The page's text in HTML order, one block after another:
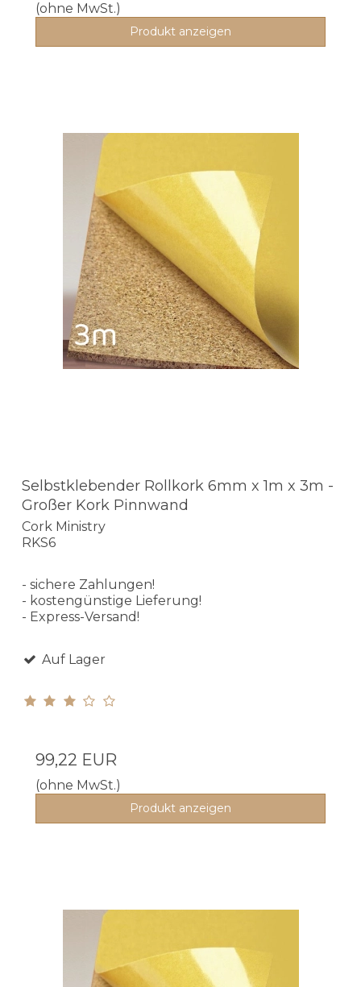
(ohne MwSt.)
Produkt anzeigen
Selbstklebender Rollkork 6mm x 1m x 3m -
Großer Kork Pinnwand
Cork Ministry
RKS6
- sichere Zahlungen!
- kostengünstige Lieferung!
- Express-Versand!
Auf Lager
99,22 EUR
(ohne MwSt.)
Produkt anzeigen